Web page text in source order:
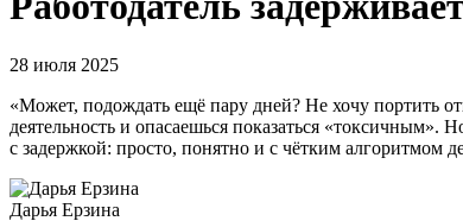
28 июля 2025
«Может, подождать ещё пару дней? Не хочу портить
деятельность и опасаешься показаться «токсичным».
с задержкой: просто, понятно и с чётким алгоритмом
Дарья Ерзина